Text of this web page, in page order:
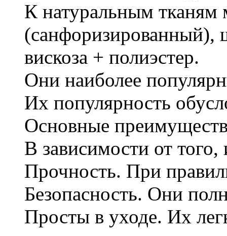
К натуральным тканям
(санфоризированный),
вискоза + полиэстер.
Они наиболее
Их популярность
Основные
В зависимости от
Прочность. При
Безопасность. Они
Просты в уходе. Их